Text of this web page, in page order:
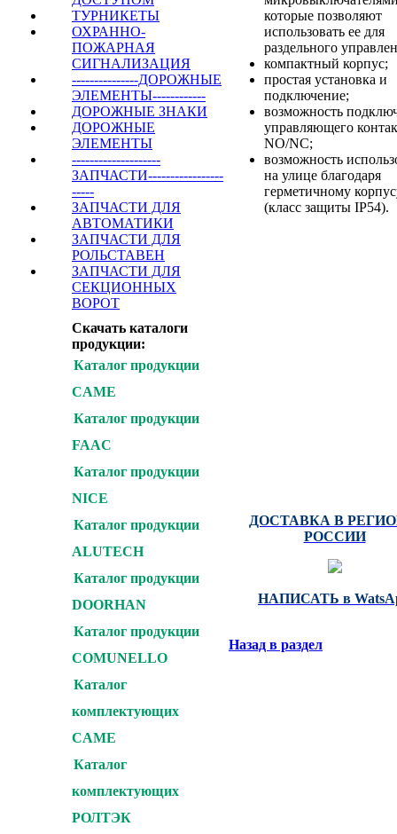
ТУРНИКЕТЫ
ОХРАННО-
ПОЖАРНАЯ
СИГНАЛИЗАЦИЯ
---------------ДОРОЖНЫЕ
ЭЛЕМЕНТЫ------------
ДОРОЖНЫЕ ЗНАКИ
ДОРОЖНЫЕ
ЭЛЕМЕНТЫ
--------------------
ЗАПЧАСТИ-----------------
-----
ЗАПЧАСТИ ДЛЯ
АВТОМАТИКИ
ЗАПЧАСТИ ДЛЯ
РОЛЬСТАВЕН
ЗАПЧАСТИ ДЛЯ
СЕКЦИОННЫХ
ВОРОТ
Скачать каталоги
продукции:
Каталог продукции
CAME
Каталог продукции
FAAC
Каталог продукции
NICE
Каталог продукции
ALUTECH
Каталог продукции
DOORHAN
Каталог продукции
COMUNELLO
Каталог
комплектующих
CAME
Каталог
комплектующих
РОЛТЭК
которые позволяют
использовать ее для
раздельного
компактный корпус;
простая установка и
подключение;
возможность
управляющего
NO/NC;
возможность
на улице благодаря
герметичному
(класс защиты IP54).
ДОСТАВКА В
РОССИИ
НАПИСАТЬ в
Назад в раздел